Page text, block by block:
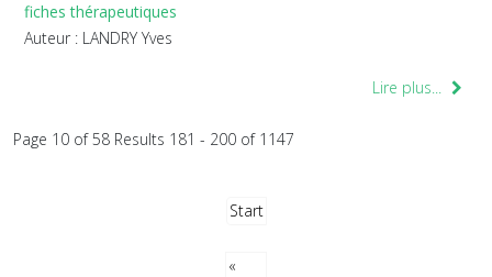
fiches thérapeutiques
Auteur : LANDRY Yves
Lire plus...
Page 10 of 58 Results 181 - 200 of 1147
Start
«